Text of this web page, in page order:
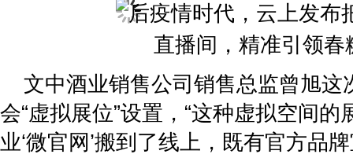
文中酒业销售公司销售总监曾旭这
会“虚拟展位”设置，“这种虚拟空间
业‘微官网’搬到了线上，既有官方品